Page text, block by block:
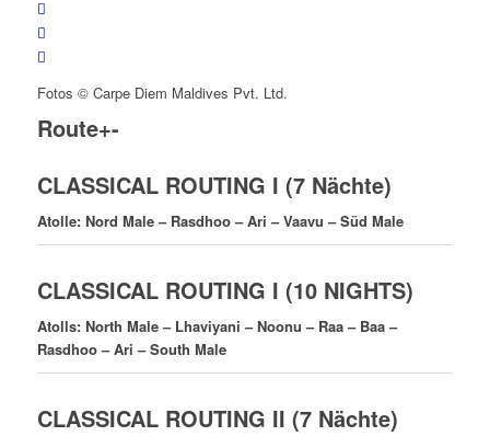
Fotos © Carpe Diem Maldives Pvt. Ltd.
Route+-
CLASSICAL ROUTING I (7 Nächte)
Atolle: Nord Male – Rasdhoo – Ari – Vaavu – Süd Male
CLASSICAL ROUTING I (10 NIGHTS)
Atolls: North Male – Lhaviyani – Noonu – Raa – Baa –
Rasdhoo – Ari – South Male
CLASSICAL ROUTING II (7 Nächte)